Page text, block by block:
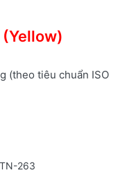
(theo tiêu chuẩn ISO
263